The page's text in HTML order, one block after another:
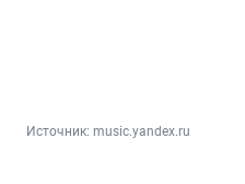
Источник: music.yandex.ru